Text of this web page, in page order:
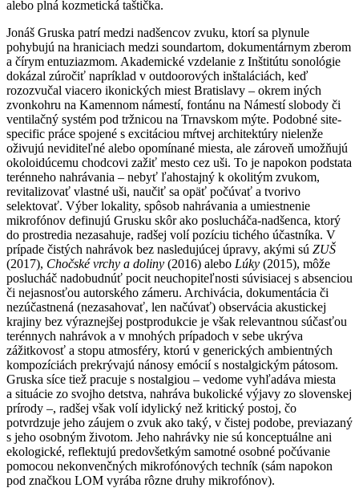
alebo plná kozmetická taštička.
Jonáš Gruska patrí medzi nadšencov zvuku, ktorí sa plynule
pohybujú na hraniciach medzi soundartom, dokumentárnym zberom
a čírym entuziazmom. Akademické vzdelanie z Inštitútu sonológie
dokázal zúročiť napríklad v outdoorových inštaláciách, keď
rozozvučal viacero ikonických miest Bratislavy – okrem iných
zvonkohru na Kamennom námestí, fontánu na Námestí slobody či
ventilačný systém pod tržnicou na Trnavskom mýte. Podobné site-
specific práce spojené s excitáciou mŕtvej architektúry nielenže
oživujú neviditeľné alebo opomínané miesta, ale zároveň umožňujú
okoloidúcemu chodcovi zažiť mesto cez uši. To je napokon podstata
terénneho nahrávania – nebyť ľahostajný k okolitým zvukom,
revitalizovať vlastné uši, naučiť sa opäť počúvať a tvorivo
selektovať. Výber lokality, spôsob nahrávania a umiestnenie
mikrofónov definujú Grusku skôr ako poslucháča-nadšenca, ktorý
do prostredia nezasahuje, radšej volí pozíciu tichého účastníka. V
prípade čistých nahrávok bez nasledujúcej úpravy, akými sú ZUŠ
(2017), Chočské vrchy a doliny (2016) alebo Lúky (2015), môže
poslucháč nadobudnúť pocit neuchopiteľnosti súvisiacej s absenciou
či nejasnosťou autorského zámeru. Archivácia, dokumentácia či
nezúčastnená (nezasahovať, len načúvať) observácia akustickej
krajiny bez výraznejšej postprodukcie je však relevantnou súčasťou
terénnych nahrávok a v mnohých prípadoch v sebe ukrýva
zážitkovosť a stopu atmosféry, ktorú v generických ambientných
kompozíciách prekrývajú nánosy emócií s nostalgickým pátosom.
Gruska síce tiež pracuje s nostalgiou – vedome vyhľadáva miesta
a situácie zo svojho detstva, nahráva bukolické výjavy zo slovenskej
prírody –, radšej však volí idylický než kritický postoj, čo
potvrdzuje jeho záujem o zvuk ako taký, v čistej podobe, previazaný
s jeho osobným životom. Jeho nahrávky nie sú konceptuálne ani
ekologické, reflektujú predovšetkým samotné osobné počúvanie
pomocou nekonvenčných mikrofónových techník (sám napokon
pod značkou LOM vyrába rôzne druhy mikrofónov).